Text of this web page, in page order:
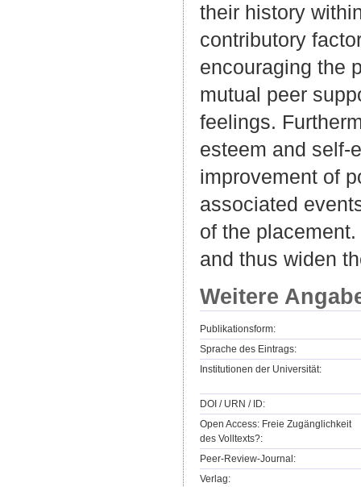
their history
contributory
encouraging the
mutual peer
feelings.
esteem and self-
improvement of
associated
of the
and thus widen
Weitere
Publikationsform:
Sprache des Eintrags:
Institutionen der Universität:
DOI / URN / ID:
Open Access: Freie Zugänglichkeit
des Volltexts?:
Peer-Review-Journal:
Verlag: